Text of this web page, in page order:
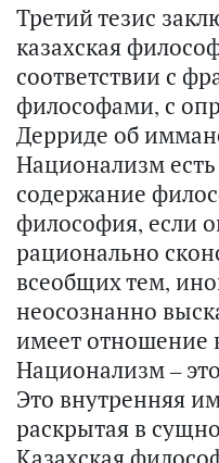
Третий тезис
казахская
соответствии с
философами, с
Дерриде об
Национализм
содержание
философия, если
рационально
всеобщих тем,
неосознанно
имеет отношение
Национализм –
Это внутренняя
раскрытая в